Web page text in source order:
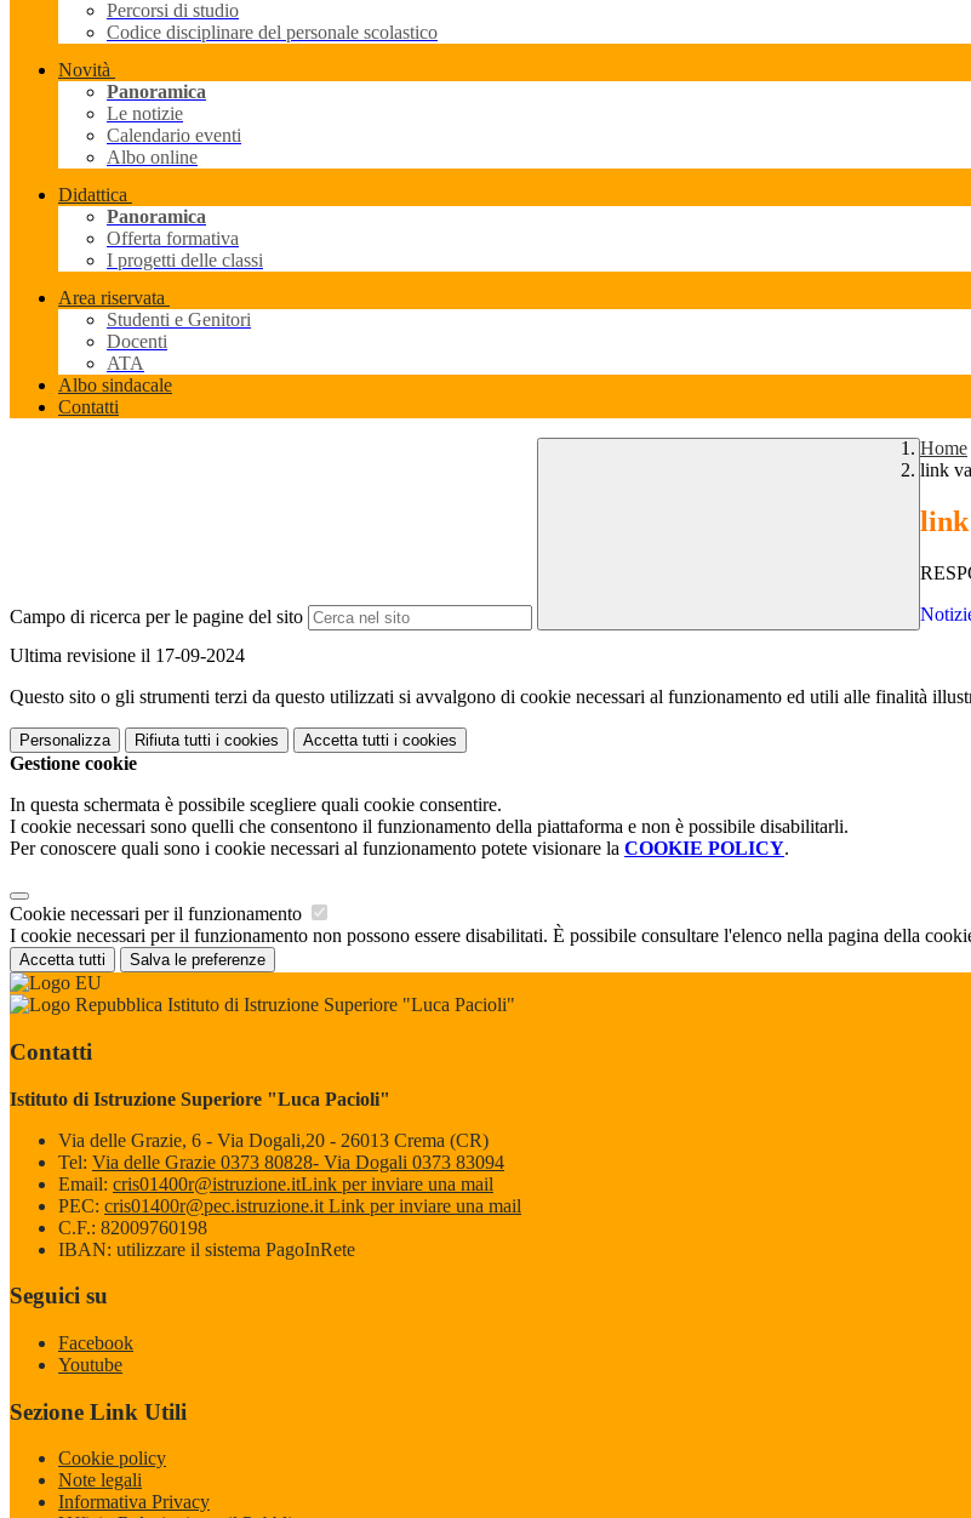
Percorsi di studio
Codice disciplinare del personale scolastico
Novità
Panoramica
Le notizie
Calendario eventi
Albo online
Didattica
Panoramica
Offerta formativa
I progetti delle classi
Area riservata
Studenti e Genitori
Docenti
ATA
Albo sindacale
Contatti
Campo di ricerca per le pagine del sito
Home
link
Ultima revisione il 17-09-2024
Questo sito o gli strumenti terzi da questo utilizzati si avvalgono di cookie necessari al funzionamento ed utili alle finalità
Personalizza Rifiuta tutti i cookies Accetta tutti i cookies
Gestione cookie
In questa schermata è possibile scegliere quali cookie consentire.
I cookie necessari sono quelli che consentono il funzionamento della piattaforma e non è possibile disabilitarli.
Per conoscere quali sono i cookie necessari al funzionamento potete visionare la COOKIE POLICY.
Cookie necessari per il funzionamento
I cookie necessari per il funzionamento non possono essere disabilitati. È possibile consultare l'elenco nella pagina della
Accetta tutti Salva le preferenze
Istituto di Istruzione Superiore "Luca Pacioli"
Contatti
Istituto di Istruzione Superiore "Luca Pacioli"
Via delle Grazie, 6 - Via Dogali,20 - 26013 Crema (CR)
Tel: Via delle Grazie 0373 80828- Via Dogali 0373 83094
Email: cris01400r@istruzione.itLink per inviare una mail
PEC: cris01400r@pec.istruzione.it Link per inviare una mail
C.F.: 82009760198
IBAN: utilizzare il sistema PagoInRete
Seguici su
Facebook
Youtube
Sezione Link Utili
Cookie policy
Note legali
Informativa Privacy